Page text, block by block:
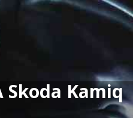
Skoda Kamiq